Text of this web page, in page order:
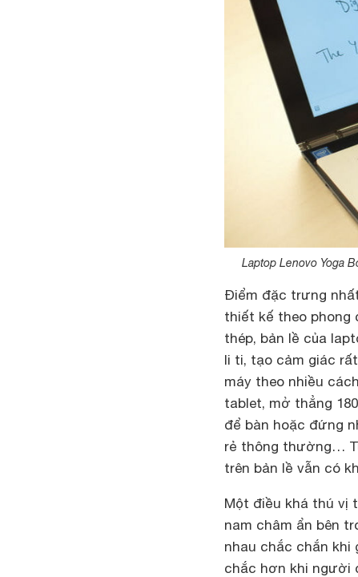
Laptop Lenovo Yoga
Điểm đặc trưng
thiết kế theo phong
thép, bản lề của
li ti, tạo cảm giác
máy theo nhiều
tablet, mở thẳng
để bàn hoặc đứng
rẻ thông thường…
trên bản lề vẫn có
Một điều khá thú vị
nam châm ẩn bên
nhau chắc chắn khi
chắc hơn khi người